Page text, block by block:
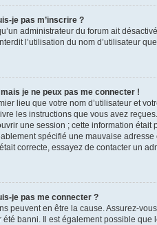
je pas m’inscrire ?
administrateur du forum ait
l’utilisation du nom d’utilisateur
je ne peux pas me connecter !
lieu que votre nom d’utilisateur et
les instructions que vous avez
une session ; cette information
spécifié une mauvaise
correcte, essayez de contacter un
je pas me connecter ?
peuvent en être la cause. Assurez-
été banni. Il est également possible que